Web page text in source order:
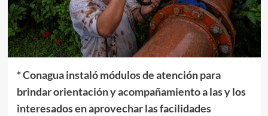
* Conagua instaló módulos de atención para
brindar orientación y acompañamiento a las y los
interesados en aprovechar las facilidades